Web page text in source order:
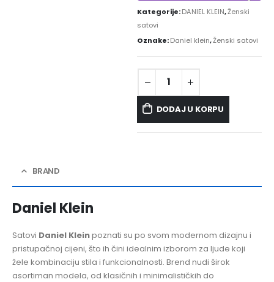
Kategorije:DANIEL KLEIN,Ženski
satovi
Oznake:Daniel klein,Ženski satovi
DODAJ U KORPU
BRAND
Daniel Klein
Satovi Daniel Kleinpoznati su po svom modernom dizajnu i
pristupačnoj cijeni, što ih čini idealnim izborom za ljude koji
žele kombinaciju stila i funkcionalnosti. Brend nudi širok
asortiman modela, od klasičnih i minimalističkih do